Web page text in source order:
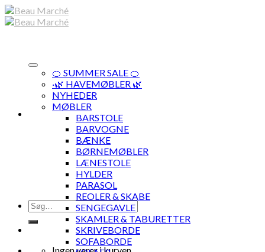
Skip
to
Søg
efter:
🍊 SUMMER SALE 🍊
·🌿 HAVEMØBLER 🌿
NYHEDER
MØBLER
BARSTOLE
BARVOGNE
BÆNKE
BØRNEMØBLER
LÆNESTOLE
HYLDER
PARASOL
REOLER & SKABE
SENGEGAVLE
SKAMLER & TABURETTER
SKRIVEBORDE
SOFABORDE